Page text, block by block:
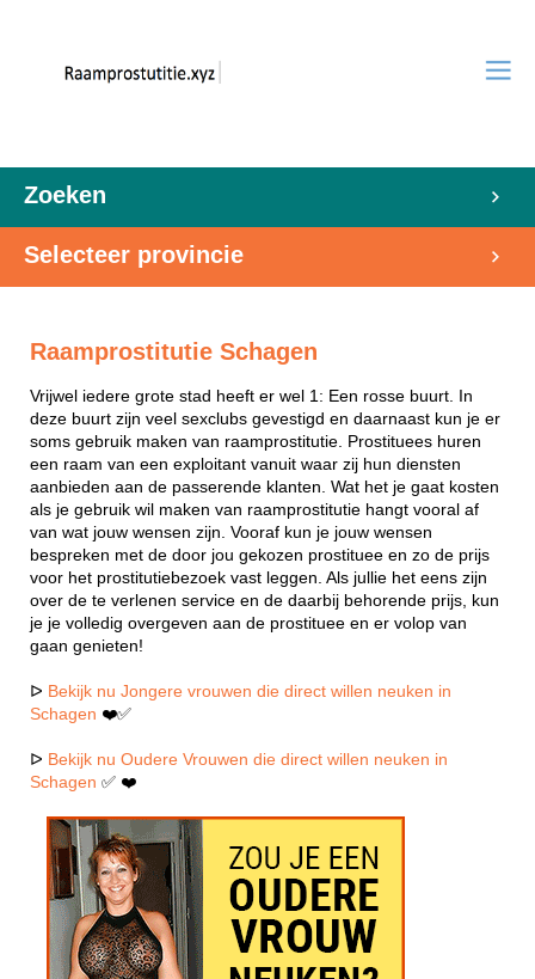
Zoeken
Selecteer provincie
Raamprostitutie Schagen
Vrijwel iedere grote stad heeft er wel 1: Een rosse buurt. In
deze buurt zijn veel sexclubs gevestigd en daarnaast kun je er
soms gebruik maken van raamprostitutie. Prostituees huren
een raam van een exploitant vanuit waar zij hun diensten
aanbieden aan de passerende klanten. Wat het je gaat kosten
als je gebruik wil maken van raamprostitutie hangt vooral af
van wat jouw wensen zijn. Vooraf kun je jouw wensen
bespreken met de door jou gekozen prostituee en zo de prijs
voor het prostitutiebezoek vast leggen. Als jullie het eens zijn
over de te verlenen service en de daarbij behorende prijs, kun
je je volledig overgeven aan de prostituee en er volop van
gaan genieten!
ᐅ Bekijk nu Jongere vrouwen die direct willen neuken in
Schagen ❤️✅
ᐅ Bekijk nu Oudere Vrouwen die direct willen neuken in
Schagen ✅ ❤️